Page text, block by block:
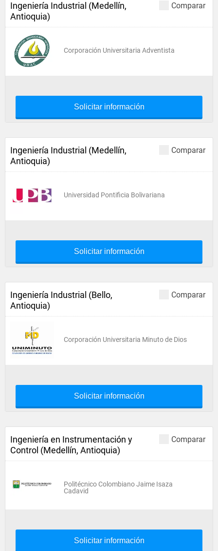
Comparar
Ingeniería Industrial (Medellín,
Antioquia)
Corporación Universitaria Adventista
Solicitar información
Comparar
Ingeniería Industrial (Medellín,
Antioquia)
Universidad Pontificia Bolivariana
Solicitar información
Comparar
Ingeniería Industrial (Bello,
Antioquia)
Corporación Universitaria Minuto de Dios
Solicitar información
Comparar
Ingeniería en Instrumentación y
Control (Medellín, Antioquia)
Politécnico Colombiano Jaime Isaza
Cadavid
Solicitar información